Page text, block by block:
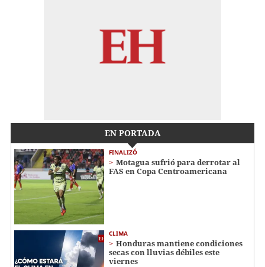
EN PORTADA
FINALIZÓ
Motagua sufrió para derrotar al
FAS en Copa Centroamericana
CLIMA
Honduras mantiene condiciones
secas con lluvias débiles este
viernes